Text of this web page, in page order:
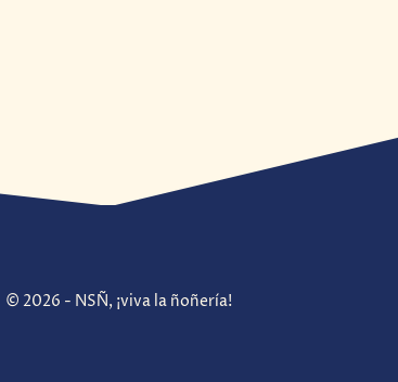
© 2026 - NSÑ, ¡viva la ñoñería!